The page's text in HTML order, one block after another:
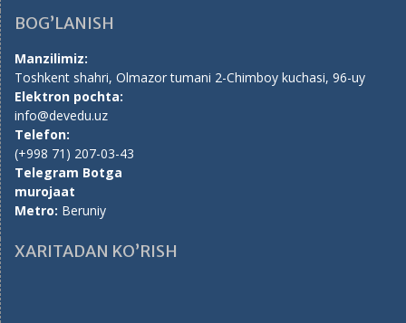
BOG’LANISH
Manzilimiz:
Toshkent shahri, Olmazor tumani 2-Chimboy kuchasi, 96-uy
Elektron pochta:
info@devedu.uz
Telefon:
(+998 71) 207-03-43
Telegram Botga
murojaat
Metro: Beruniy
XARITADAN KO’RISH